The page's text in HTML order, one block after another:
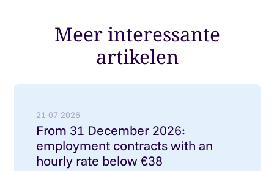
Meer interessante
artikelen
21-07-2026
From 31 December 2026:
employment contracts with an
hourly rate below €38